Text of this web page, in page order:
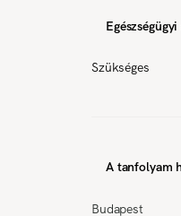
Szükséges
A tanfolyam
Budapest